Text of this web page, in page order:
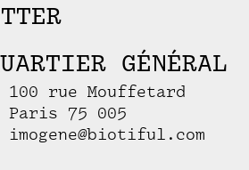
100 rue Mouffetard
Paris 75 005
imogene@biotiful.com
GÉNÉRAL